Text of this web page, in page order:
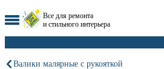
Все для ремонта
и стильного интерьера
Валики малярные с рукояткой